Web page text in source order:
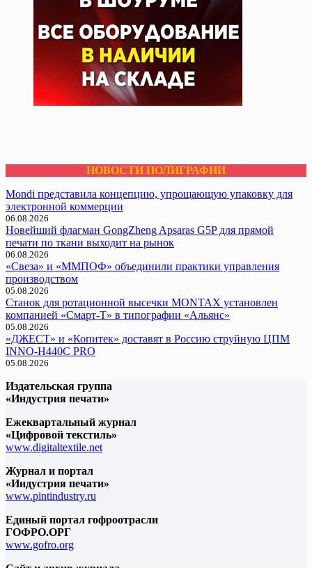
НОВОСТИ ПОЛИГРАФИИ
Mondi представила концепцию, упрощающую упаковку для
электронной коммерции
06.08.2026
Новейший флагман GongZheng Apsaras G5P для прямой
печати по ткани выходит на рынок
06.08.2026
«Свеза» и «ММПОФ» объединили практики управления
производством
05.08.2026
Cтанок для ротационной высечки MONTAX установлен
компанией «Смарт-Т» в типографии «Альянс»
05.08.2026
«ДЖЕСТ» и «Копитек» доставят в Россию струйную ЦПМ
INNO-H440C PRO
05.08.2026
Издательская группа
«Индустрия печати»
Ежеквартальный журнал
«Цифровой текстиль»
www.digitaltextile.net
Журнал и портал
«Индустрия печати»
www.pintindustry.ru
Единый портал гофроотрасли
ГОФРО.ОРГ
www.gofro.org